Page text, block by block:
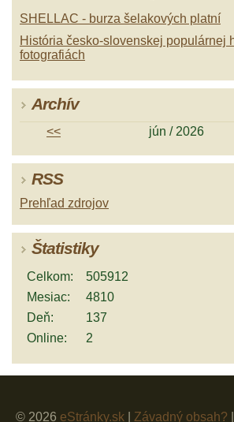
SHELLAC - burza šelakových platní
História česko-slovenskej populárnej
fotografiách
Archív
<< jún / 2026
RSS
Prehľad zdrojov
Štatistiky
Online: 2
Celkom:
505912
Mesiac:
4810
Deň:
137
© 2026 eStránky.sk Závadný obsah?